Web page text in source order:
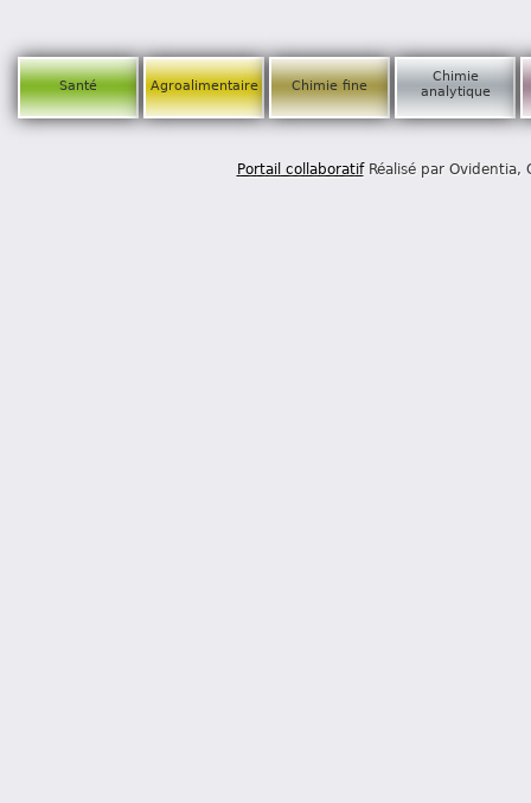
Santé Agroalimentaire Chimie fine
Chimie
analytique
Portail collaboratifRéalisé par Ovidentia,